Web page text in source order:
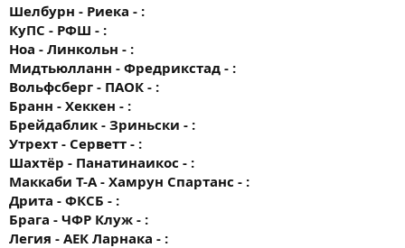
Шелбурн - Риека - :
КуПС - РФШ - :
Ноа - Линкольн - :
Мидтьюлланн - Фредрикстад - :
Вольфсберг - ПАОК - :
Бранн - Хеккен - :
Брейдаблик - Зриньски - :
Утрехт - Серветт - :
Шахтёр - Панатинаикос - :
Маккаби Т-А - Хамрун Спартанс - :
Дрита - ФКСБ - :
Брага - ЧФР Клуж - :
Легия - АЕК Ларнака - :